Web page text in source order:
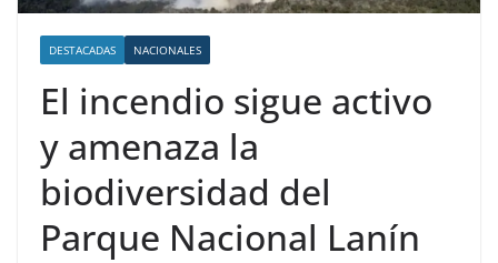
DESTACADAS NACIONALES
El incendio sigue activo
y amenaza la
biodiversidad del
Parque Nacional Lanín